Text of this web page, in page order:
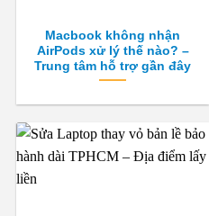
Macbook không nhận
AirPods xử lý thế nào? –
Trung tâm hỗ trợ gần đây